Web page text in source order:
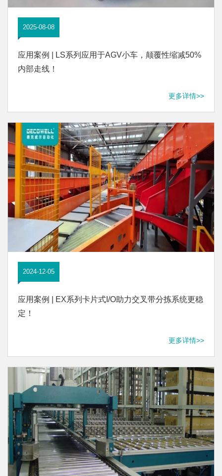
2025-08-08
应用案例 | LS系列应用于AGV小车，颠覆性缩减50%
内部走线！
更多详情>>
2024-12-05
应用案例 | EX系列卡片式I/O助力交叉带分拣系统更稳
定！
更多详情>>